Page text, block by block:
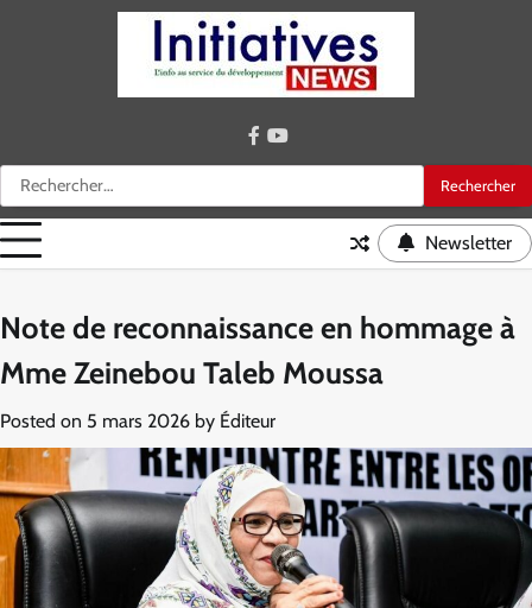
Rechercher :
facebook
youtube
Newsletter
Note de reconnaissance en hommage à
Mme Zeinebou Taleb Moussa
Posted on 5 mars 2026 by Éditeur